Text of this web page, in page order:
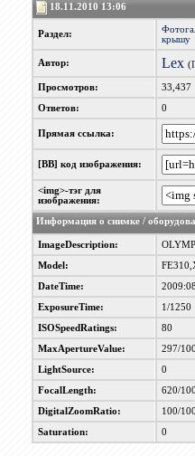
18.11.2010 13:06
Раздел:
крышу
Автор: Lex (
Просмотров: 33,437
Ответов: 0
Прямая ссылка:
[BB] код изображения:
<img>-тэг для
изображения:
Информация о снимке /
ImageDescription:
Model:
DateTime:
ExposureTime: 1/1250
ISOSpeedRatings: 80
MaxApertureValue: 297/100
LightSource: 0
FocalLength: 620/100
DigitalZoomRatio: 100/100
Saturation: 0